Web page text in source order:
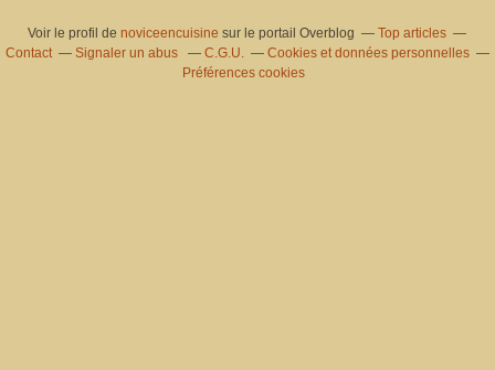
Voir le profil denoviceencuisine sur le portail Overblog
Top articles
Contact
Signaler un abus C.G.U.
Cookies et données personnelles
Préférences cookies